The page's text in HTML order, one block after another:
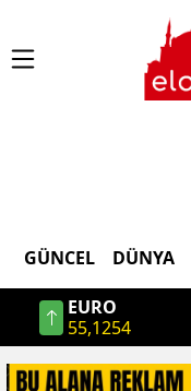
GÜNCEL DÜNYA
EURO
55,1254